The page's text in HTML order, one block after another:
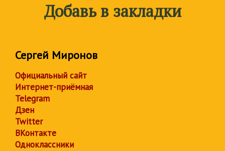
Добавь в закладки
Сергей Миронов
Официальный сайт
Интернет-приёмная
Telegram
Дзен
Twitter
ВКонтакте
Одноклассники